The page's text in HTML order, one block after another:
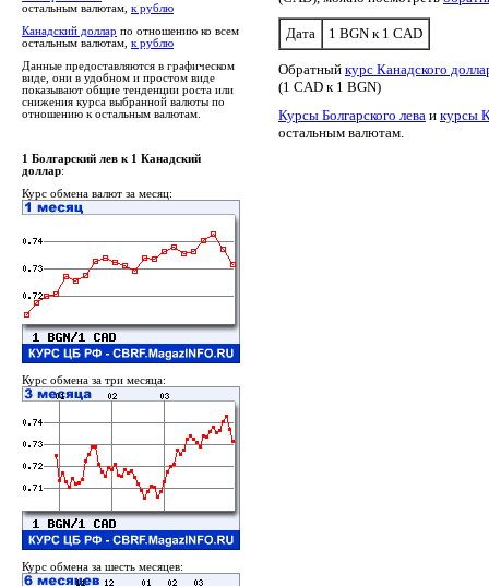
остальным валютам, к рублю
Канадский доллар по отношению ко всем
остальным валютам, к рублю
Данные предоставляются в графическом
виде, они в удобном и простом виде
показывают общие тенденции роста или
снижения курса выбранной валюты по
отношению к остальным валютам.
Дата 1 BGN к 1 CAD
Обратный курс Канадского
(1 CAD к 1 BGN)
Курсы Болгарского лева и курсы
остальным валютам.
1 Болгарский лев к 1 Канадский
доллар:
Курс обмена валют за месяц:
Курс обмена за три месяца:
Курс обмена за шесть месяцев: